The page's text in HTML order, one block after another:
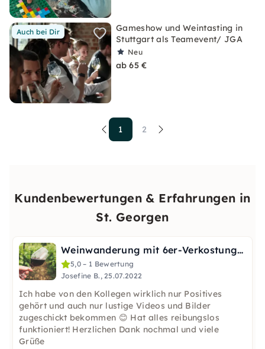
Auch bei Dir
Gameshow und Weintasting in
Stuttgart als Teamevent/ JGA
Neu
ab 65 €
1 2
Kundenbewertungen & Erfahrungen in
St. Georgen
Weinwanderung mit 6er-Verkostung in Freiburg-St. Georgen
5,0 – 1 Bewertung
Josefine B., 25.07.2022
Ich habe von den Kollegen wirklich nur Positives
gehört und auch nur lustige Videos und Bilder
zugeschickt bekommen 😊 Hat alles reibungslos
funktioniert! Herzlichen Dank nochmal und viele
Grüße